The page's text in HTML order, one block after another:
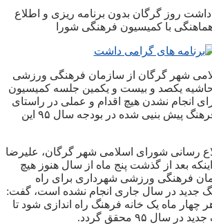
روز گرگان بدون برنامه ریزی و اطلاع
با کمیسیون فرهنگی شورا
شهر گرگان از سازمان فرهنگی ورزشی
یکصد و بیست و یکمین جلسه کمیسیون
انجام نشدن هیچ اقدام و عملی در راستای
راه اندازی سه خانه فرهنگ پیش بنیی شده در بودجه سال ۹۵ این
رسانی شورای اسلامی شهر گرگان، علیرضا
بعد از گذشت پنج ماه از سال هنوز هیچ
فرهنگی ورزشی شهرداری برای راه
جدید در سال جاری انجام نشده است، گفت:
چهار ماه یک خانه فرهنگ راه اندازی شود تا
سال ۹۵ محقق گردد.